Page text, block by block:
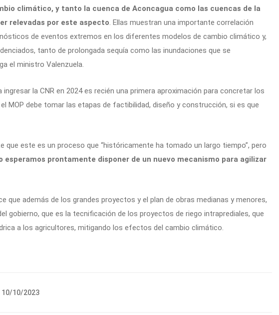
climático, y tanto la cuenca de Aconcagua como las cuencas de la
relevadas por este aspecto. Ellas muestran una importante correlación
de eventos extremos en los diferentes modelos de cambio climático y,
tanto de prolongada sequía como las inundaciones que se
el ministro Valenzuela.
la CNR en 2024 es recién una primera aproximación para concretar los
MOP debe tomar las etapas de factibilidad, diseño y construcción, si es que
que este es un proceso que “históricamente ha tomado un largo tiempo”, pero
esperamos prontamente disponer de un nuevo mecanismo para agilizar
que además de los grandes proyectos y el plan de obras medianas y menores,
gobierno, que es la tecnificación de los proyectos de riego intraprediales, que
a los agricultores, mitigando los efectos del cambio climático.
10/10/2023